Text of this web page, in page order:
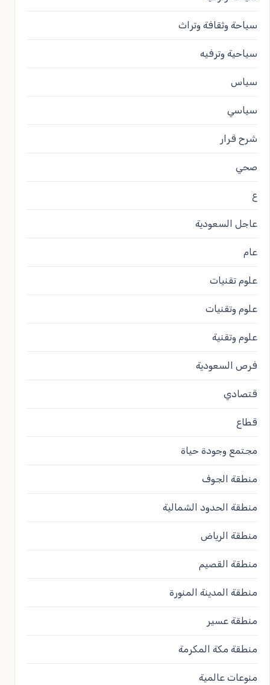
سياحة وثقافة وتراث
سياحية وترفيه
سياس
سياسي
شرح قرار
صحي
ع
عاجل السعودية
عام
علوم تقنيات
علوم وتقنيات
علوم وتقنية
فرص السعودية
قتصادي
قطاع
مجتمع وجودة حياة
منطقة الجوف
منطقة الحدود الشمالية
منطقة الرياض
منطقة القصيم
منطقة المدينة المنورة
منطقة عسير
منطقة مكة المكرمة
منوعات عالمية